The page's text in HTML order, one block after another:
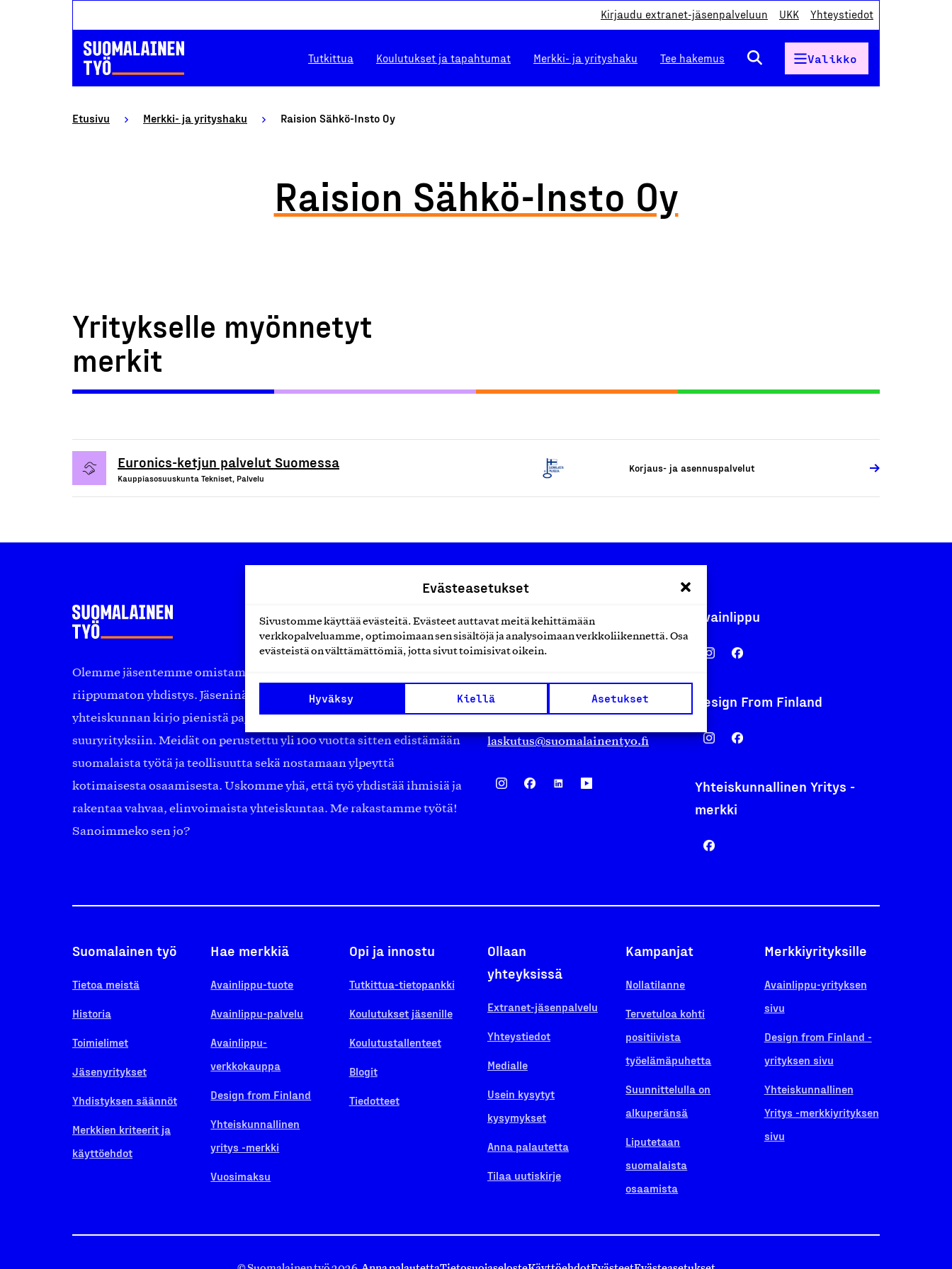
Evästeasetukset
Sivustomme käyttää evästeitä. Evästeet auttavat meitä kehittämään
verkkopalveluamme, optimoimaan sen sisältöjä ja analysoimaan verkkoliikennettä. Osa
evästeistä on välttämättömiä, jotta sivut toimisivat oikein.
Hyväksy Kiellä Asetukset
Kirjaudu extranet-jäsenpalveluun UKK Yhteystiedot
Tutkittua Koulutukset ja tapahtumat Merkki- ja yrityshaku Tee hakemus Valikko
Etusivu Merkki- ja yrityshaku Raision Sähkö-Insto Oy
Raision Sähkö-Insto Oy
Yritykselle myönnetyt
merkit
Euronics-ketjun palvelut Suomessa
Kauppiasosuuskunta Tekniset, Palvelu
Korjaus- ja asennuspalvelut
Olemme jäsentemme omistama puolueeton, työmarkkinajärjestöistä
riippumaton yhdistys. Jäseninämme on koko suomalaisen
yhteiskunnan kirjo pienistä pajoista ja yhteisöistä kansainvälisiin
suuryrityksiin. Meidät on perustettu yli 100 vuotta sitten edistämään
suomalaista työtä ja teollisuutta sekä nostamaan ylpeyttä
kotimaisesta osaamisesta. Uskomme yhä, että työ yhdistää ihmisiä ja
rakentaa vahvaa, elinvoimaista yhteiskuntaa. Me rakastamme työtä!
Sanoimmeko sen jo?
Suomalainen työ ry
Eteläranta 14,
Finland
asiakaspalvelu@suomalainentyo.fi
laskutus@suomalainentyo.fi
Avainlippu
Design From Finland
Yhteiskunnallinen Yritys -
merkki
Suomalainen työ
Tietoa meistä
Historia
Toimielimet
Jäsenyritykset
Yhdistyksen säännöt
Merkkien kriteerit ja
käyttöehdot
Hae merkkiä
Avainlippu-tuote
Avainlippu-palvelu
Avainlippu-
verkkokauppa
Design from Finland
Yhteiskunnallinen
yritys -merkki
Vuosimaksu
Opi ja innostu
Tutkittua-tietopankki
Koulutukset jäsenille
Koulutustallenteet
Blogit
Tiedotteet
Ollaan
yhteyksissä
Extranet-jäsenpalvelu
Yhteystiedot
Medialle
Usein kysytyt
kysymykset
Anna palautetta
Tilaa uutiskirje
Kampanjat
Nollatilanne
Tervetuloa kohti
positiivista
työelämäpuhetta
Suunnittelulla on
alkuperänsä
Liputetaan
suomalaista
osaamista
Merkkiyrityksille
Avainlippu-yrityksen
sivu
Design from Finland -
yrityksen sivu
Yhteiskunnallinen
Yritys -merkkiyrityksen
sivu